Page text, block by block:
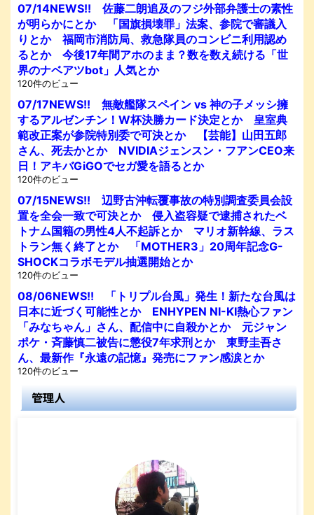
07/14NEWS!! 佐藤二朗追及のフジ外部弁護士の素性
が明らかにとか 「国旗損壊罪」法案、参院で審議入
りとか 福岡市消防局、救急隊員のコンビニ利用認め
るとか 今後17年間アホのまま？数を数え続ける「世
界のナベアツbot」人気とか
120件のビュー
07/17NEWS!! 無敵艦隊スペイン vs 神の子メッシ擁
するアルゼンチン！W杯決勝カード決定とか 皇室典
範改正案が参院特別委で可決とか 【芸能】山田五郎
さん、死去かとか NVIDIAジェンスン・フアンCEO来
日！アキバGiGOでセガ愛を語るとか
120件のビュー
07/15NEWS!! 辺野古沖転覆事故の特別調査委員会設
置を全会一致で可決とか 侵入盗容疑で逮捕されたベ
トナム国籍の男性4人不起訴とか マリオ新幹線、ラス
トラン無く終了とか 「MOTHER3」20周年記念G-
SHOCKコラボモデル抽選開始とか
120件のビュー
08/06NEWS!! 「トリプル台風」発生！新たな台風は
日本に近づく可能性とか ENHYPEN NI-KI熱心ファン
「みなちゃん」さん、配信中に自殺かとか 元ジャン
ポケ・斉藤慎二被告に懲役7年求刑とか 東野圭吾さ
ん、最新作『永遠の記憶』発売にファン感涙とか
120件のビュー
管理人